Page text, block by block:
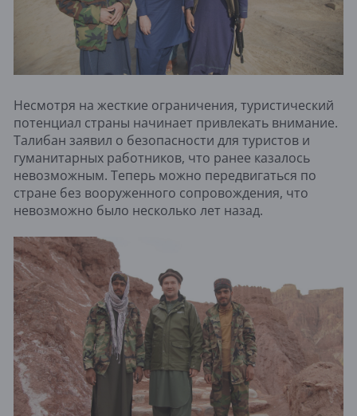
Несмотря на жесткие ограничения, туристический
потенциал страны начинает привлекать внимание.
Талибан заявил о безопасности для туристов и
гуманитарных работников, что ранее казалось
невозможным. Теперь можно передвигаться по
стране без вооруженного сопровождения, что
невозможно было несколько лет назад.